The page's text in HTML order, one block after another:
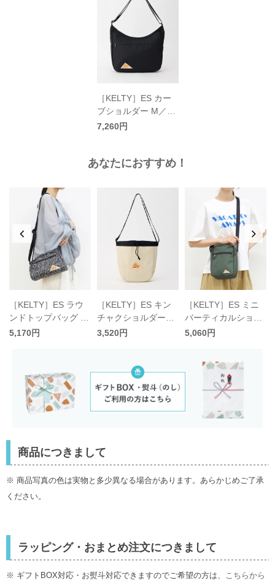
［KELTY］ES カー
ブショルダー M／ケ
ルティ
7,260円
あなたにおすすめ！
［KELTY］ES ラウ
ンドトップバッグ S
／ケルティ
5,170円
［KELTY］ES キン
チャクショルダー／
ケルティ
3,520円
［KELTY］ES ミニ
バーティカルショル
ダー／ケルティ
5,060円
商品につきまして
※ 商品写真の色は実物と多少異なる場合があります。あらかじめご了承
ください。
ラッピング・おまとめ注文につきまして
※ ギフトBOX対応・お熨斗対応できますのでご希望の方は、 こちらから